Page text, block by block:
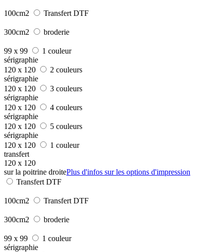
100cm2 Transfert DTF
300cm2 broderie
99 x 99
1 couleur
sérigraphie
120 x 120
2 couleurs
sérigraphie
120 x 120
3 couleurs
sérigraphie
120 x 120
4 couleurs
sérigraphie
120 x 120
5 couleurs
sérigraphie
120 x 120
1 couleur
transfert
120 x 120
sur la poitrine droitePlus d'infos sur les options d'impression
Transfert DTF
100cm2 Transfert DTF
300cm2 broderie
99 x 99
1 couleur
sérigraphie